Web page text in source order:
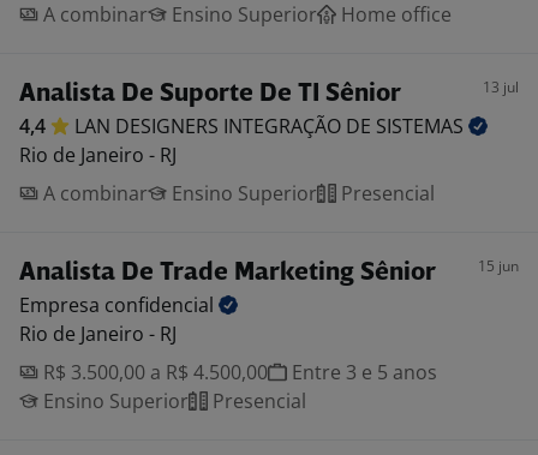
A combinar
Ensino Superior Home office
Analista De Suporte De TI Sênior 13 jul
4,4 LAN DESIGNERS INTEGRAÇÃO DE SISTEMAS
Rio de Janeiro - RJ
A combinar
Ensino Superior Presencial
Analista De Trade Marketing Sênior 15 jun
Empresa confidencial
Rio de Janeiro - RJ
R$ 3.500,00 a R$ 4.500,00
Entre 3 e 5 anos
Ensino Superior
Presencial